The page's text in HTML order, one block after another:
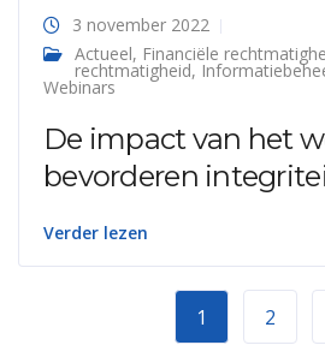
3 november 2022
Actueel, Financiële
rechtmatigheid,
Webinars
De impact van het
bevorderen
Verder lezen
1 2